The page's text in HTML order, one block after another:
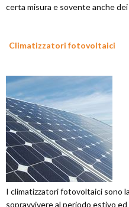
certa misura e sovente anche
Climatizzatori fotovoltaici
I climatizzatori fotovoltaici sono
sopravvivere al periodo estivo